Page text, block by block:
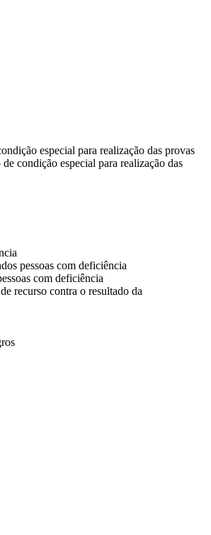
especial para realização das provas
condição especial para realização das
pessoas com deficiência
com deficiência
recurso contra o resultado da